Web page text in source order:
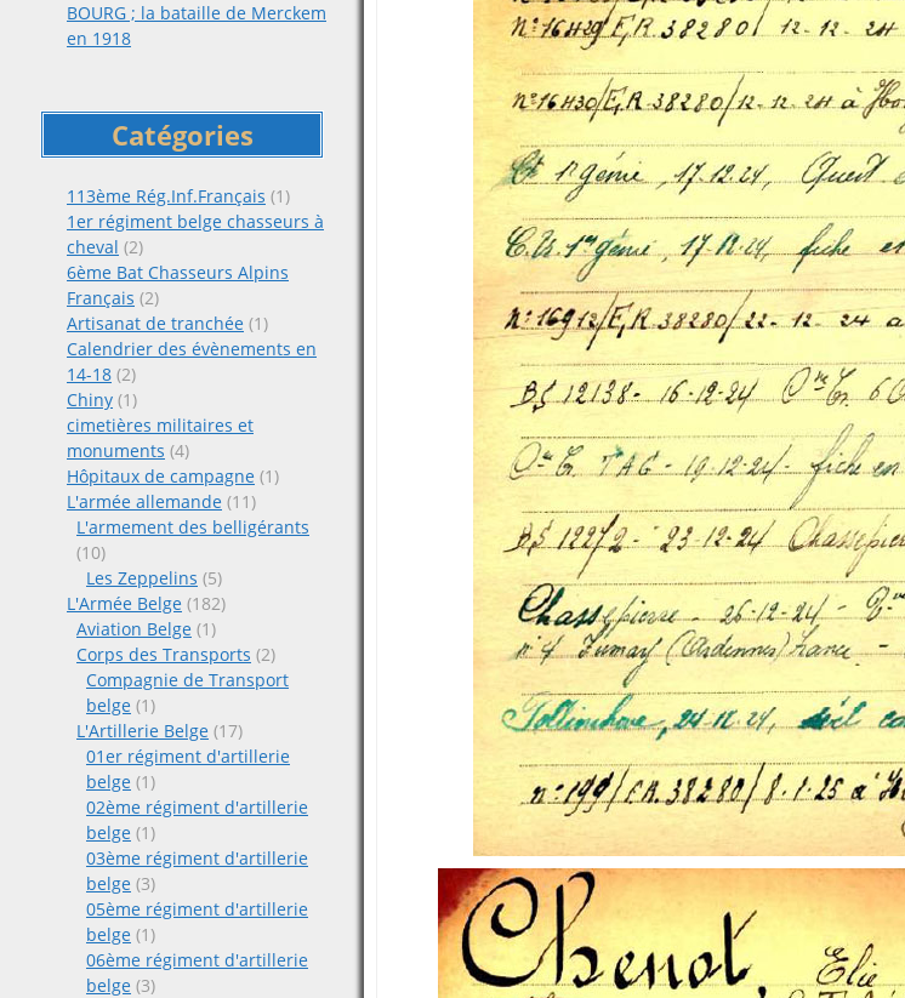
BOURG ; la bataille de Merckem
en 1918
Catégories
113ème Rég.Inf.Français (1)
1er régiment belge chasseurs à
cheval (2)
6ème Bat Chasseurs Alpins
Français (2)
Artisanat de tranchée (1)
Calendrier des évènements en
14-18 (2)
Chiny (1)
cimetières militaires et
monuments (4)
Hôpitaux de campagne (1)
L'armée allemande (11)
L'armement des belligérants
(10)
Les Zeppelins (5)
L'Armée Belge (182)
Aviation Belge (1)
Corps des Transports (2)
Compagnie de Transport
belge (1)
L'Artillerie Belge (17)
01er régiment d'artillerie
belge (1)
02ème régiment d'artillerie
belge (1)
03ème régiment d'artillerie
belge (3)
05ème régiment d'artillerie
belge (1)
06ème régiment d'artillerie
belge (3)